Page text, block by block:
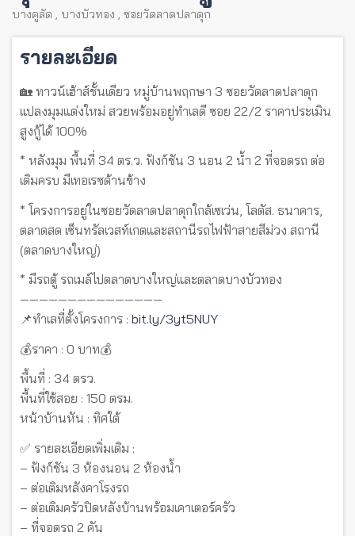
บางคูลัด , บางบัวทอง , ซอยวัดลาดปลาดุก
รายละเอียด
🏡 ทาวน์เฮ้าส์ชั้นเดียว หมู่บ้านพฤกษา 3 ซอยวัดลาดปลาดุก
แปลงมุมแต่งใหม่ สวยพร้อมอยู่ทำเลดี ซอย 22/2 ราคาประเมิน
สูงกู้ได้ 100%
* หลังมุม พื้นที่ 34 ตร.ว. ฟังก์ชัน 3 นอน 2 น้ำ 2 ที่จอดรถ ต่อ
เติมครบ มีเทอเรซด้านข้าง
* โครงการอยู่ในซอยวัดลาดปลาดุกใกล้เซเว่น, โลตัส. ธนาคาร,
ตลาดสด เซ็นทรัลเวสท์เกตและสถานีรถไฟฟ้าสายสีม่วง สถานี
(ตลาดบางใหญ่)
* มีรถตู้ รถเมล์ไปตลาดบางใหญ่และตลาดบางบัวทอง
———————————————
📌ทำเลที่ตั้งโครงการ : bit.ly/3yt5NUY
💰ราคา : 0 บาท💰
พื้นที่ : 34 ตรว.
พื้นที่ใช้สอย : 150 ตรม.
หน้าบ้านหัน : ทิศใต้
✅ รายละเอียดเพิ่มเติม :
– ฟังก์ชัน 3 ห้องนอน 2 ห้องน้ำ
– ต่อเติมหลังคาโรงรถ
– ต่อเติมครัวปิดหลังบ้านพร้อมเคาเตอร์ครัว
– ที่จอดรถ 2 คัน